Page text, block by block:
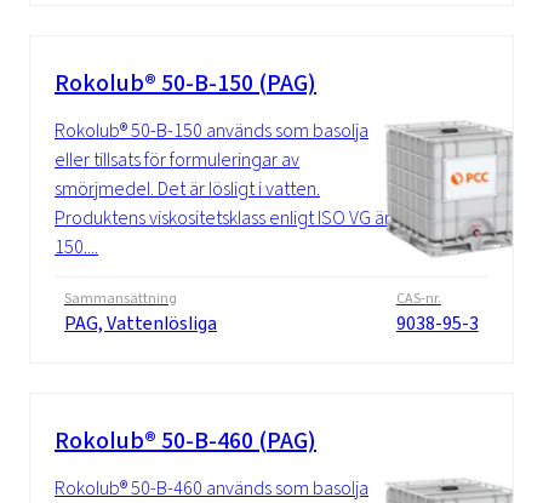
Rokolub® 50-B-150 (PAG)
Rokolub® 50-B-150 används som basolja
eller tillsats för formuleringar av
smörjmedel. Det är lösligt i vatten.
Produktens viskositetsklass enligt ISO VG är
150....
Sammansättning
PAG, Vattenlösliga
CAS-nr.
9038-95-3
Rokolub® 50-B-460 (PAG)
Rokolub® 50-B-460 används som basolja